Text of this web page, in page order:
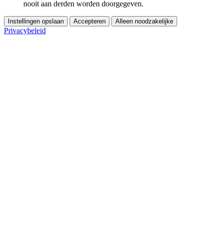
nooit aan derden worden doorgegeven.
Instellingen opslaan Accepteren Alleen noodzakelijke
Privacybeleid